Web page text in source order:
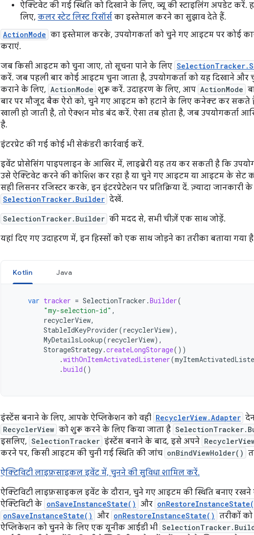
ऐक्टिवेट की गई स्थिति को दिखाने के लिए, व्यू की स्टाइलिंग अपडेट करें.
लिए, कलर स्टेट लिस्ट रिसॉर्स का इस्तेमाल करने का सुझाव देते हैं.
ActionMode का इस्तेमाल करके, उपयोगकर्ता को चुने गए आइटम पर कोई
कराएं.
जब किसी आइटम को चुना जाए, तो सूचना पाने के लिए
करें. जब पहली बार कोई आइटम चुना जाता है, उपयोगकर्ता को यह दिखाने और
कराने के लिए, ActionMode शुरू करें. उदाहरण के लिए, आप ActionMode
बार पर मौजूद बैक ऐरो को, चुने गए आइटम को हटाने के लिए कनेक्ट कर
खाली हो जाती है, तो ऐक्शन मोड बंद करें. ऐसा तब होता है, जब उपयोगकर्ता
है.
इंटरप्रेट की गई कोई भी सेकंडरी कार्रवाई करें.
इवेंट प्रोसेसिंग पाइपलाइन के आखिर में, लाइब्रेरी यह तय कर सकती है कि
उसे ऐक्टिवेट करने की कोशिश कर रहा है या चुने गए आइटम या आइटम के सेट
सही लिसनर रजिस्टर करके, इन इंटरप्रेटेशन पर प्रतिक्रिया दें. ज़्यादा जानकारी
SelectionTracker.Builder देखें.
SelectionTracker.Builder की मदद से, सभी चीज़ें एक साथ जोड़ें.
यहां दिए गए उदाहरण में, इन हिस्सों को एक साथ जोड़ने का तरीका बताया गया
Kotlin Java
var tracker = SelectionTracker .Builder(
"my-selection-id" ,
recyclerView,
StableIdKeyProvider(recyclerView),
MyDetailsLookup(recyclerView),
StorageStrategy.createLongStorage())
.withOnItemActivatedListener(
.build()
इंस्टेंस बनाने के लिए, आपके ऐप्लिकेशन को वही RecyclerView.Adapter
RecyclerView को शुरू करने के लिए किया जाता है
इसलिए, SelectionTracker इंस्टेंस बनाने के बाद, इसे अपने
करने पर, किसी आइटम की चुनी गई स्थिति की जांच onBindViewHolder()
ऐक्टिविटी लाइफ़साइकल इवेंट में, चुनने की सुविधा शामिल करें.
ऐक्टिविटी लाइफ़साइकल इवेंट के दौरान, चुने गए आइटम की स्थिति बनाए
ऐक्टिविटी के onSaveInstanceState() और
onSaveInstanceState() और onRestoreInstanceState() तरीकों
ऐप्लिकेशन को चुनने के लिए एक यूनीक आईडी भी